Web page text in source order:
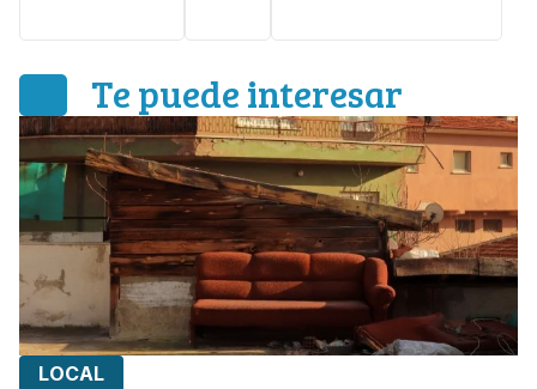
Te puede interesar
LOCAL